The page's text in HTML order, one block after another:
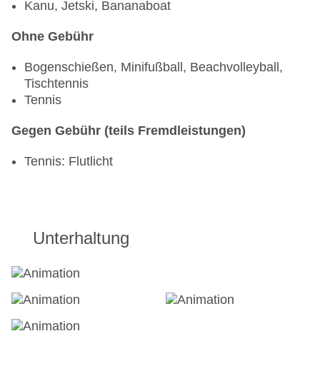
Kanu, Jetski, Bananaboat
Ohne Gebühr
Bogenschießen, Minifußball, Beachvolleyball,
Tischtennis
Tennis
Gegen Gebühr (teils Fremdleistungen)
Tennis: Flutlicht
Unterhaltung